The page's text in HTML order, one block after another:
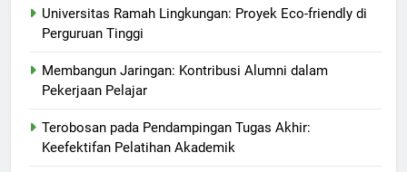
Universitas Ramah Lingkungan: Proyek Eco-friendly di
Perguruan Tinggi
Membangun Jaringan: Kontribusi Alumni dalam
Pekerjaan Pelajar
Terobosan pada Pendampingan Tugas Akhir:
Keefektifan Pelatihan Akademik